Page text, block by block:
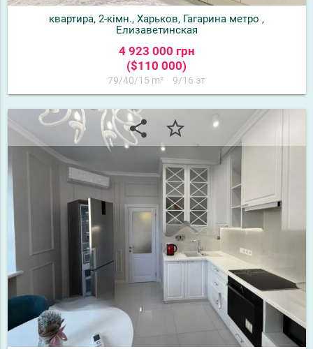
квартира, 2-кімн., Харьков, Гагарина метро ,
Елизаветинская
4 923 000 грн
($110 000)
79/40/15 m² 9/16 эт
share star_border